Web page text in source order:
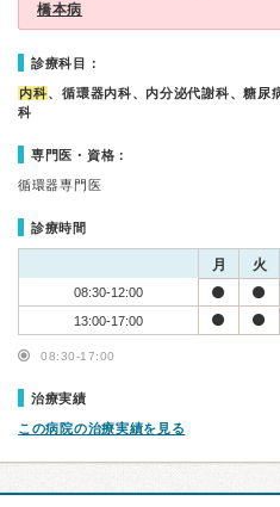
橋本病
診療科目：
内科、循環器内科、内分泌代謝科、糖尿
科
専門医・資格：
循環器専門医
診療時間
月 火
08:30-12:00
13:00-17:00
08:30-17:00
治療実績
この病院の治療実績を見る